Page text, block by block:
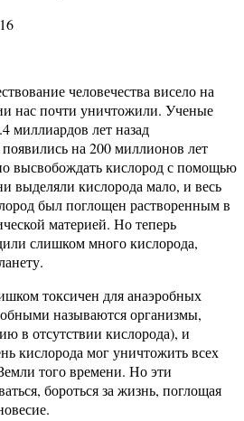
человечества висело на
нас почти уничтожили. Ученые
миллиардов лет назад
на 200 миллионов лет
высвобождать кислород с помощью
выделяли кислорода мало, и весь
был поглощен растворенным в
материей. Но теперь
слишком много кислорода,
токсичен для анаэробных
называются организмы,
в отсутствии кислорода), и
кислорода мог уничтожить всех
того времени. Но эти
бороться за жизнь, поглощая